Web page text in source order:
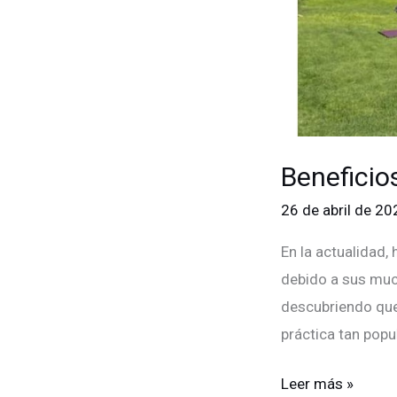
26 de abril de
En la actualidad,
debido a sus
descubriendo
práctica tan
Leer más »